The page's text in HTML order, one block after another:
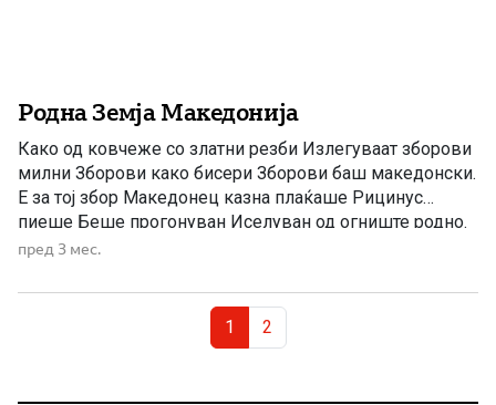
Родна Земја Македонија
Како од ковчеже со златни резби Излегуваат зборови
милни Зборови како бисери Зборови баш македонски.
Е за тој збор Македонец казна плаќаше Рицинус
пиеше Беше прогонуван Иселуван од огниште родно.
Има ли нешто полошо од тоа? Да те истераат, да ти
луѓе зарем не треба […]
пред 3 мес.
Current Page
1 Page
2